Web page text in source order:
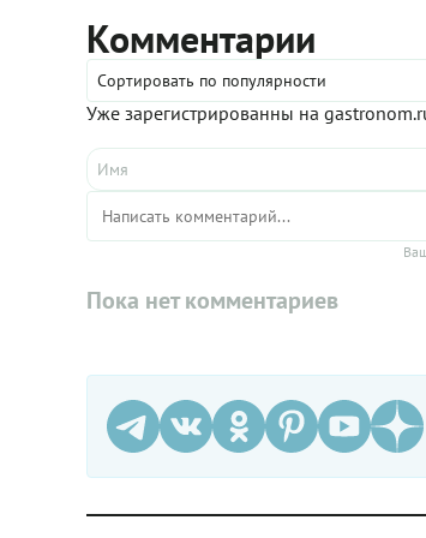
Комментарии
Сортировать по популярности
Уже зарегистрированны на
Пока нет комментариев